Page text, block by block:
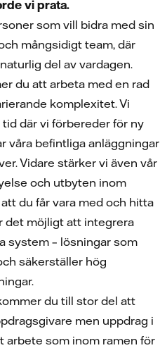
vi prata.
som vill bidra med sin
mångsidigt team, där
del av vardagen.
du att arbeta med en rad
komplexitet. Vi
där vi förbereder för ny
våra befintliga anläggningar
Vidare stärker vi även vår
och utbyten inom
du får vara med och hitta
det möjligt att integrera
system – lösningar som
säkerställer hög
du till stor del att
men uppdrag i
arbete som inom ramen för